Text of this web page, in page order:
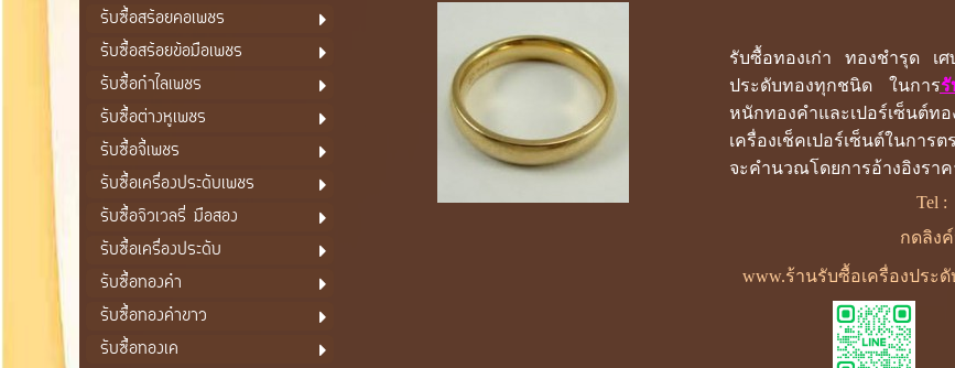
รับซื้อสร้อยคอเพชร
รับซื้อสร้อยข้อมือเพชร
รับซื้อกำไลเพชร
รับซื้อต่างหูเพชร
รับซื้อจี้เพชร
รับซื้อเครื่องประดับเพชร
รับซื้อจิวเวลรี่ มือสอง
รับซื้อเครื่องประดับ
รับซื้อทองคำ
รับซื้อทองคำขาว
รับซื้อทองเค
รับซื้อทองเก่า ทองชำรุด เ
ประดับทองทุกชนิด ในการรั
หนักทองคำและเปอร์เซ็นต์ท
เครื่องเช็คเปอร์เซ็นต์ในกา
จะคำนวณโดยการอ้างอิงรา
Tel :
กดลิงค์
www.ร้านรับซื้อเครื่องประดั